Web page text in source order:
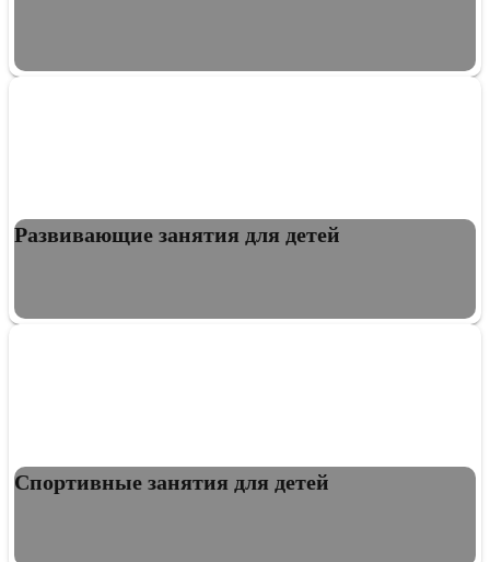
Развивающие занятия для детей
Спортивные занятия для детей